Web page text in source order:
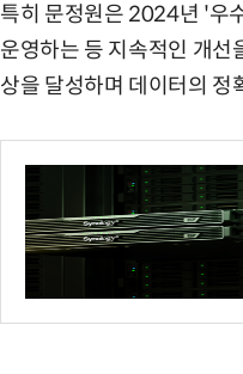
특히 문정원은 2024년 '우
운영하는 등 지속적인 개선
상을 달성하며 데이터의 정